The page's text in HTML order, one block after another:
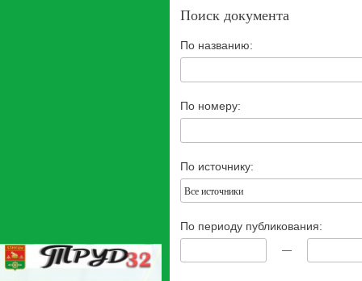
Поиск документа
По названию:
По номеру:
По источнику:
Все источники
По периоду публикования:
—